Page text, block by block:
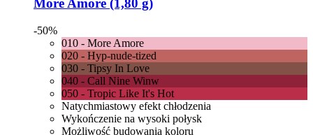
More Amore (1,80 g)
-50%
010 - More Amore
020 - Hyp-nude-tized
030 - Tipsy In Love
040 - Call Nine Winw
050 - Tropic Like It's Hot
Natychmiastowy efekt chłodzenia
Wykończenie na wysoki połysk
Możliwość budowania koloru